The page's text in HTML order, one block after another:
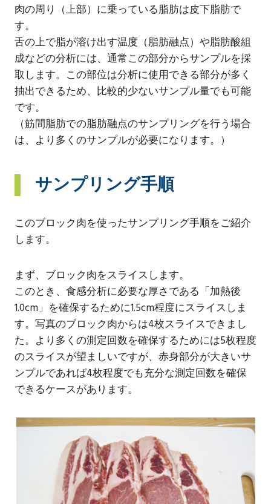
肉の周り（上部）に乗っている脂肪は皮下脂肪で
す。
舌の上で脂が溶け出す温度（脂肪融点）や脂肪酸組
成などの分析には、通常この部分からサンプルを採
取します。この部位は分析に使用できる部分が多く
抽出できるため、比較的少ないサンプル量でも可能
です。
（筋間脂肪での脂肪融点のサンプリングを行う場合
は、より多くのサンプルが必要になります。）
サンプリング手順
このブロック肉を使ったサンプリング手順をご紹介
します。
まず、ブロック肉をスライスします。
このとき、食感分析に必要な厚さである「加熱後
1.0cm」を確保するために1.5cm程度にスライスしま
す。写真のブロック肉からは4枚スライスできまし
た。より多くの測定回数を確保するためには5枚程度
のスライスが望ましいですが、赤身部分が大きいサ
ンプルであれば4枚程度でも充分な測定回数を確保
できるケースがあります。